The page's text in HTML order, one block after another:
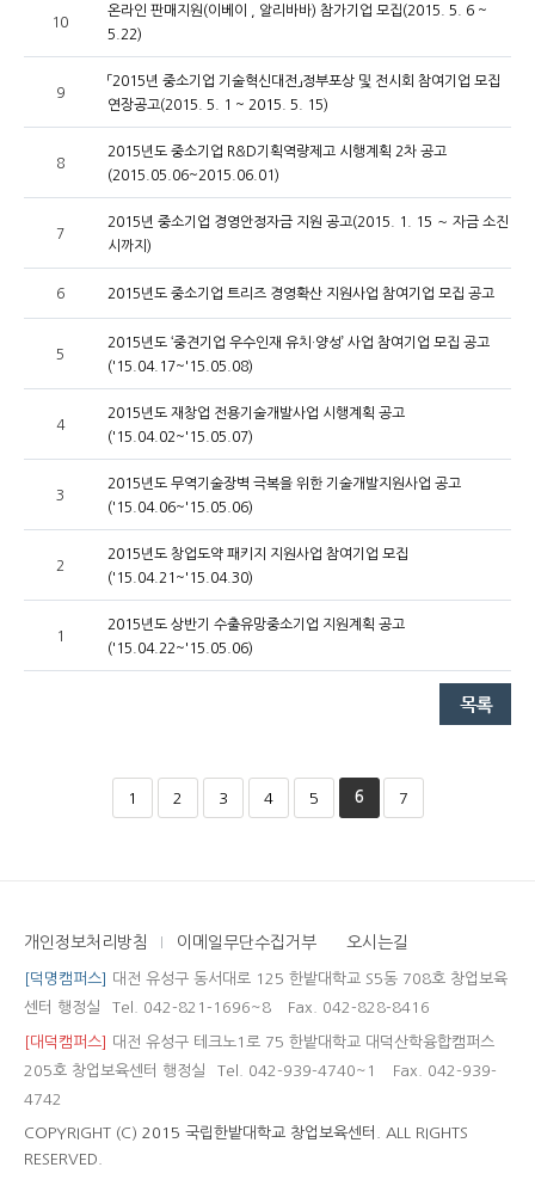
10
온라인 판매지원(이베이 , 알리바바) 참가기업 모집(2015. 5. 6 ~
5.22)
9
「2015년 중소기업 기술혁신대전」정부포상 및 전시회 참여기업 모집
연장공고(2015. 5. 1 ~ 2015. 5. 15)
8
2015년도 중소기업 R&D기획역량제고 시행계획 2차 공고
(2015.05.06~2015.06.01)
7
2015년 중소기업 경영안정자금 지원 공고(2015. 1. 15 ～ 자금 소진
시까지)
6 2015년도 중소기업 트리즈 경영확산 지원사업 참여기업 모집 공고
5
2015년도 ‘중견기업 우수인재 유치·양성’ 사업 참여기업 모집 공고
('15.04.17~'15.05.08)
4
2015년도 재창업 전용기술개발사업 시행계획 공고
('15.04.02~'15.05.07)
3
2015년도 무역기술장벽 극복을 위한 기술개발지원사업 공고
('15.04.06~'15.05.06)
2
2015년도 창업도약 패키지 지원사업 참여기업 모집
('15.04.21~'15.04.30)
1
2015년도 상반기 수출유망중소기업 지원계획 공고
('15.04.22~'15.05.06)
1 2 3 4 5 6 7
개인정보처리방침 이메일무단수집거부 오시는길
[덕명캠퍼스]
대전 유성구 동서대로 125 한밭대학교 S5동 708호 창업보육
센터 행정실
Tel. 042-821-1696~8 Fax. 042-828-8416
[대덕캠퍼스]
대전 유성구 테크노1로 75 한밭대학교 대덕산학융합캠퍼스
205호 창업보육센터 행정실
Tel. 042-939-4740~1
Fax. 042-939-
4742
COPYRIGHT (C) 2015 국립한밭대학교 창업보육센터.
ALL RIGHTS
RESERVED.